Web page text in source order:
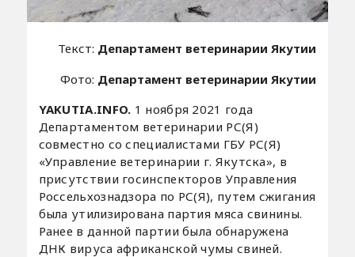
Текст: Департамент ветеринарии Якутии
Фото: Департамент ветеринарии Якутии
YAKUTIA.INFO. 1 ноября 2021 года
Департаментом ветеринарии РС(Я)
совместно со специалистами ГБУ РС(Я)
«Управление ветеринарии г. Якутска», в
присутствии госинспекторов Управления
Россельхознадзора по РС(Я), путем сжигания
была утилизирована партия мяса свинины.
Ранее в данной партии была обнаружена
ДНК вируса африканской чумы свиней.